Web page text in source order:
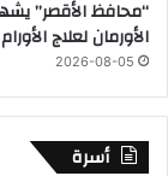
الأورمان لعلاج الأورام
2026-08-05
أسرة